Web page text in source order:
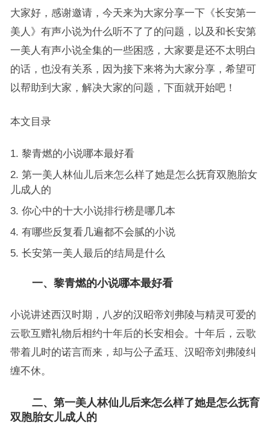
大家好，感谢邀请，今天来为大家分享一下《长安第一
美人》有声小说为什么听不了了的问题，以及和长安第
一美人有声小说全集的一些困惑，大家要是还不太明白
的话，也没有关系，因为接下来将为大家分享，希望可
以帮助到大家，解决大家的问题，下面就开始吧！
本文目录
黎青燃的小说哪本最好看
第一美人林仙儿后来怎么样了她是怎么抚育双胞胎女
儿成人的
你心中的十大小说排行榜是哪几本
有哪些反复看几遍都不会腻的小说
长安第一美人最后的结局是什么
一、黎青燃的小说哪本最好看
小说讲述西汉时期，八岁的汉昭帝刘弗陵与精灵可爱的
云歌互赠礼物后相约十年后的长安相会。十年后，云歌
带着儿时的诺言而来，却与公子孟珏、汉昭帝刘弗陵纠
缠不休。
二、第一美人林仙儿后来怎么样了她是怎么抚育
双胞胎女儿成人的